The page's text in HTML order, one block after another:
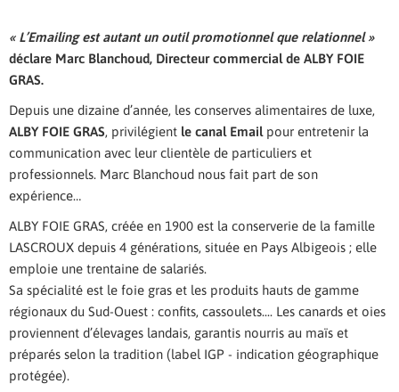
« L’Emailing est autant un outil promotionnel que relationnel »
déclare Marc Blanchoud, Directeur commercial de ALBY FOIE
GRAS.
Depuis une dizaine d’année, les conserves alimentaires de luxe,
ALBY FOIE GRAS, privilégient le canal Email pour entretenir la
communication avec leur clientèle de particuliers et
professionnels. Marc Blanchoud nous fait part de son
expérience…
ALBY FOIE GRAS, créée en 1900 est la conserverie de la famille
LASCROUX depuis 4 générations, située en Pays Albigeois ; elle
emploie une trentaine de salariés.
Sa spécialité est le foie gras et les produits hauts de gamme
régionaux du Sud-Ouest : confits, cassoulets.... Les canards et oies
proviennent d’élevages landais, garantis nourris au maïs et
préparés selon la tradition (label IGP - indication géographique
protégée).